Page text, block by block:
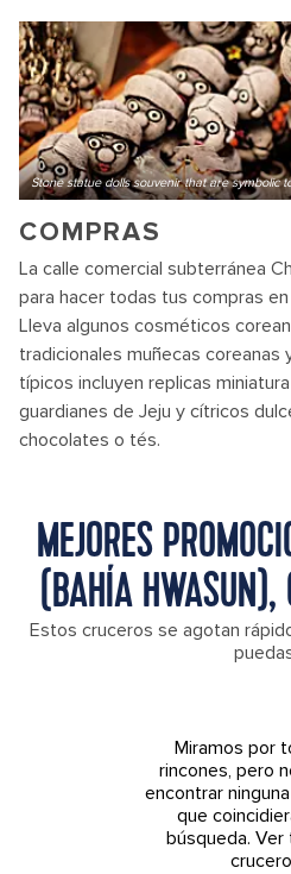
Stone statue dolls souvenir that are symbolic
COMPRAS
La calle comercial subterránea
para hacer todas tus compras
Lleva algunos cosméticos
tradicionales muñecas coreanas
típicos incluyen replicas
guardianes de Jeju y cítricos
chocolates o tés.
MEJORES
(BAHÍA HWASUN),
Estos cruceros se agotan
Miramos por
rincones, pero
encontrar
que
búsqueda. Ver